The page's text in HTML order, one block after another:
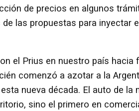
de precios en algunos
las propuestas para inyectar
el Prius en nuestro país hacia
comenzó a azotar a la
nueva década. El auto de la
sino el primero en